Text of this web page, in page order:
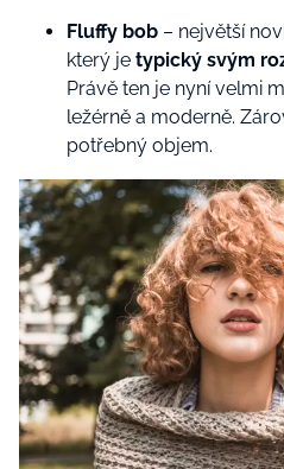
Fluffy bob – největší
který je typický svým
Právě ten je nyní velmi
ležérně a moderně.
potřebný objem.